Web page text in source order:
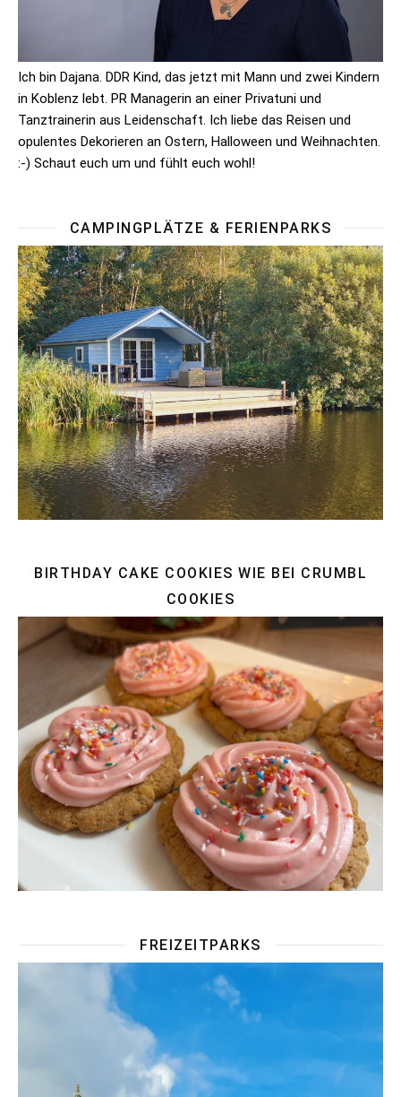
Ich bin Dajana. DDR Kind, das jetzt mit Mann und zwei Kindern
in Koblenz lebt. PR Managerin an einer Privatuni und
Tanztrainerin aus Leidenschaft. Ich liebe das Reisen und
opulentes Dekorieren an Ostern, Halloween und Weihnachten.
:-) Schaut euch um und fühlt euch wohl!
CAMPINGPLÄTZE & FERIENPARKS
BIRTHDAY CAKE COOKIES WIE BEI CRUMBL
COOKIES
FREIZEITPARKS